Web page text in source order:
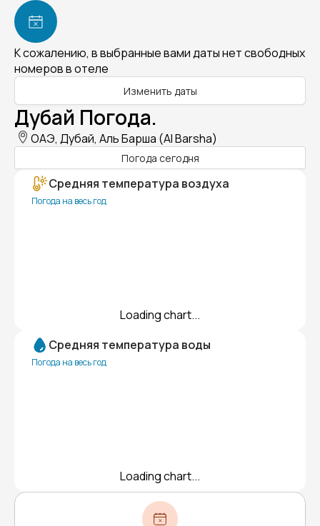
К сожалению, в выбранные вами даты нет свободных
номеров в отеле
Изменить даты
Дубай Погода.
ОАЭ, Дубай, Аль Барша (Al Barsha)
Погода сегодня
Средняя температура воздуха
Погода на весь год
Loading chart...
Средняя температура воды
Погода на весь год
Loading chart...